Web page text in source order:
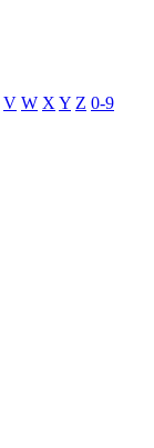
V W X Y Z 0-9